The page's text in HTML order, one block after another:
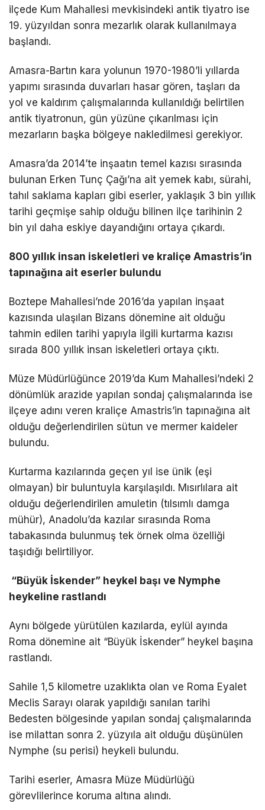
ilçede Kum Mahallesi mevkisindeki antik tiyatro ise
19. yüzyıldan sonra mezarlık olarak kullanılmaya
başlandı.
Amasra-Bartın kara yolunun 1970-1980’li yıllarda
yapımı sırasında duvarları hasar gören, taşları da
yol ve kaldırım çalışmalarında kullanıldığı belirtilen
antik tiyatronun, gün yüzüne çıkarılması için
mezarların başka bölgeye nakledilmesi gerekiyor.
Amasra’da 2014’te inşaatın temel kazısı sırasında
bulunan Erken Tunç Çağı’na ait yemek kabı, sürahi,
tahıl saklama kapları gibi eserler, yaklaşık 3 bin yıllık
tarihi geçmişe sahip olduğu bilinen ilçe tarihinin 2
bin yıl daha eskiye dayandığını ortaya çıkardı.
800 yıllık insan iskeletleri ve kraliçe Amastris’in
tapınağına ait eserler bulundu
Boztepe Mahallesi’nde 2016’da yapılan inşaat
kazısında ulaşılan Bizans dönemine ait olduğu
tahmin edilen tarihi yapıyla ilgili kurtarma kazısı
sırada 800 yıllık insan iskeletleri ortaya çıktı.
Müze Müdürlüğünce 2019’da Kum Mahallesi’ndeki 2
dönümlük arazide yapılan sondaj çalışmalarında ise
ilçeye adını veren kraliçe Amastris’in tapınağına ait
olduğu değerlendirilen sütun ve mermer kaideler
bulundu.
Kurtarma kazılarında geçen yıl ise ünik (eşi
olmayan) bir buluntuyla karşılaşıldı. Mısırlılara ait
olduğu değerlendirilen amuletin (tılsımlı damga
mühür), Anadolu’da kazılar sırasında Roma
tabakasında bulunmuş tek örnek olma özelliği
taşıdığı belirtiliyor.
“Büyük İskender” heykel başı ve Nymphe
heykeline rastlandı
Aynı bölgede yürütülen kazılarda, eylül ayında
Roma dönemine ait “Büyük İskender” heykel başına
rastlandı.
Sahile 1,5 kilometre uzaklıkta olan ve Roma Eyalet
Meclis Sarayı olarak yapıldığı sanılan tarihi
Bedesten bölgesinde yapılan sondaj çalışmalarında
ise milattan sonra 2. yüzyıla ait olduğu düşünülen
Nymphe (su perisi) heykeli bulundu.
Tarihi eserler, Amasra Müze Müdürlüğü
görevlilerince koruma altına alındı.